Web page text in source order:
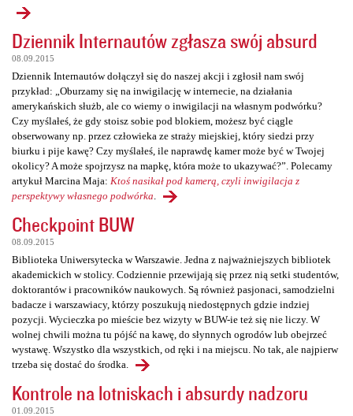
Dziennik Internautów zgłasza swój absurd
08.09.2015
Dziennik Internautów dołączył się do naszej akcji i zgłosił nam swój
przykład: „Oburzamy się na inwigilację w internecie, na działania
amerykańskich służb, ale co wiemy o inwigilacji na własnym podwórku?
Czy myślałeś, że gdy stoisz sobie pod blokiem, możesz być ciągle
obserwowany np. przez człowieka ze straży miejskiej, który siedzi przy
biurku i pije kawę? Czy myślałeś, ile naprawdę kamer może być w Twojej
okolicy? A może spojrzysz na mapkę, która może to ukazywać?”. Polecamy
artykuł Marcina Maja: Ktoś nasikał pod kamerą, czyli inwigilacja z
perspektywy własnego podwórka
Checkpoint BUW
08.09.2015
Biblioteka Uniwersytecka w Warszawie. Jedna z najważniejszych bibliotek
akademickich w stolicy. Codziennie przewijają się przez nią setki studentów,
doktorantów i pracowników naukowych. Są również pasjonaci, samodzielni
badacze i warszawiacy, którzy poszukują niedostępnych gdzie indziej
pozycji. Wycieczka po mieście bez wizyty w BUW-ie też się nie liczy. W
wolnej chwili można tu pójść na kawę, do słynnych ogrodów lub obejrzeć
wystawę. Wszystko dla wszystkich, od ręki i na miejscu. No tak, ale najpierw
trzeba się dostać do środka.
Kontrole na lotniskach i absurdy nadzoru
01.09.2015